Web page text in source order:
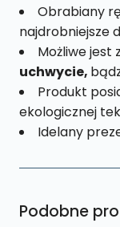
Obrabiany
najdrobniejsze
Możliwe jest
uchwycie,
Produkt
ekologicznej
Idelany
Podobne